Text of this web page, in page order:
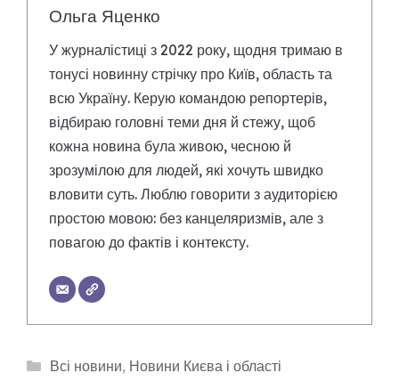
Ольга Яценко
У журналістиці з 2022 року, щодня тримаю в
тонусі новинну стрічку про Київ, область та
всю Україну. Керую командою репортерів,
відбираю головні теми дня й стежу, щоб
кожна новина була живою, чесною й
зрозумілою для людей, які хочуть швидко
вловити суть. Люблю говорити з аудиторією
простою мовою: без канцеляризмів, але з
повагою до фактів і контексту.
Категорії
Всі новини, Новини Києва і області